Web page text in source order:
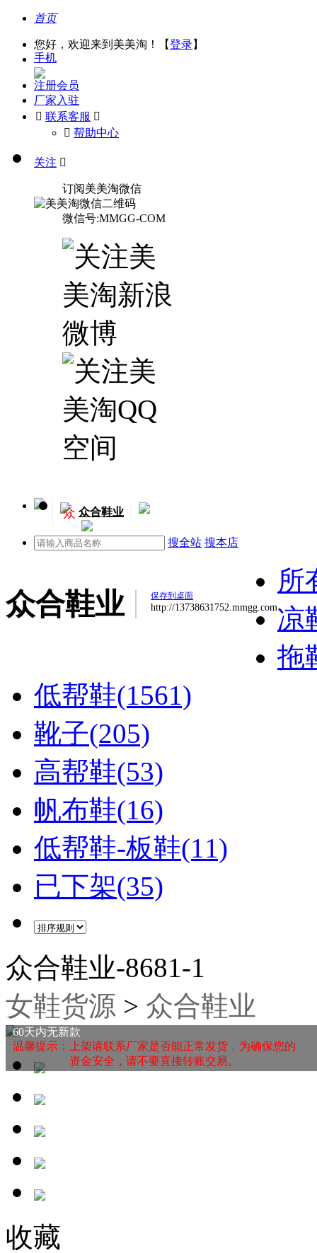
首页
您好，欢迎来到美美淘！【登录】
手机
注册会员
厂家入驻
 联系客服 
󰅃 帮助中心
关注 
订阅美美淘微信
微信号:MMGG-COM
众 众合鞋业
搜全站 搜本店
众合鞋业 保存到桌面
http://13738631752.mmgg.com
所
凉
拖
低帮鞋(1561)
靴子(205)
高帮鞋(53)
帆布鞋(16)
低帮鞋-板鞋(11)
已下架(35)
众合鞋业-8681-1
女鞋货源 > 众合鞋业
60天内无新款
温馨提示：上架请联系厂家是否能正常发货，为确保您的
资金安全，请不要直接转账交易。
收藏